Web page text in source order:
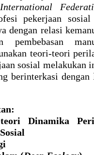
International
pekerjaan sosial
dengan relasi
pembebasan
teori-teori
sosial melakukan
berinterkasi
Dinamika